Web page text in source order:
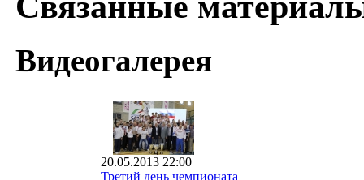
Видеогалерея
20.05.2013 22:00
Третий день чемпионата